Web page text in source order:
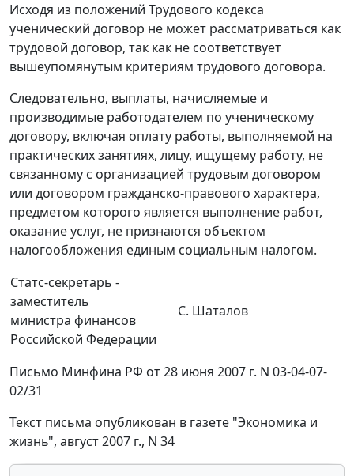
Исходя из положений Трудового кодекса
ученический договор не может рассматриваться как
трудовой договор, так как не соответствует
вышеупомянутым критериям трудового договора.
Следовательно, выплаты, начисляемые и
производимые работодателем по ученическому
договору, включая оплату работы, выполняемой на
практических занятиях, лицу, ищущему работу, не
связанному с организацией трудовым договором
или договором гражданско-правового характера,
предметом которого является выполнение работ,
оказание услуг, не признаются объектом
налогообложения единым социальным налогом.
Статс-секретарь -
заместитель
министра финансов
Российской Федерации
С. Шаталов
Письмо Минфина РФ от 28 июня 2007 г. N 03-04-07-
02/31
Текст письма опубликован в газете "Экономика и
жизнь", август 2007 г., N 34